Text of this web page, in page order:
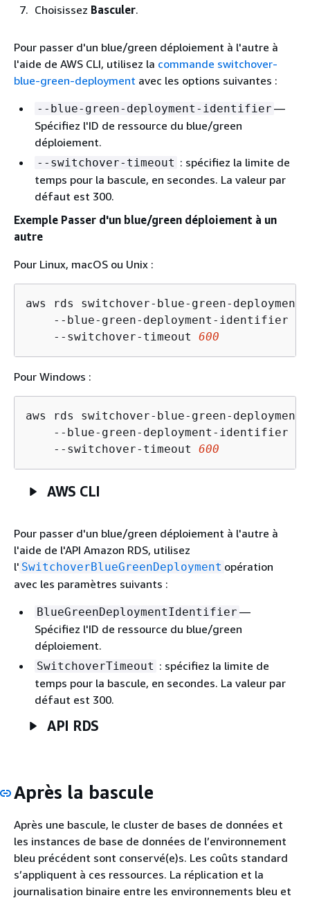
Choisissez Basculer.
Pour passer d'un blue/green déploiement à l'autre à
l'aide de AWS CLI, utilisez la commande switchover-
blue-green-deployment avec les options suivantes :
--blue-green-deployment-identifier —
Spécifiez l'ID de ressource du blue/green
déploiement.
--switchover-timeout : spécifiez la limite de
temps pour la bascule, en secondes. La valeur par
défaut est 300.
Exemple Passer d'un blue/green déploiement à un
autre
Pour Linux, macOS ou Unix :
aws rds switchover-blue-green-
    --blue-green-deployment-identifier
    --switchover-timeout
600
Pour Windows :
aws rds switchover-blue-green-deployment
    --blue-green-deployment-identifier
    --switchover-timeout
600
AWS CLI
Pour passer d'un blue/green déploiement à l'autre à
l'aide de l'API Amazon RDS, utilisez
l' SwitchoverBlueGreenDeployment opération
avec les paramètres suivants :
BlueGreenDeploymentIdentifier —
Spécifiez l'ID de ressource du blue/green
déploiement.
SwitchoverTimeout : spécifiez la limite de
temps pour la bascule, en secondes. La valeur par
défaut est 300.
API RDS
Après la bascule
Après une bascule, le cluster de bases de données et
les instances de base de données de l’environnement
bleu précédent sont conservé(e)s. Les coûts standard
s’appliquent à ces ressources. La réplication et la
journalisation binaire entre les environnements bleu et